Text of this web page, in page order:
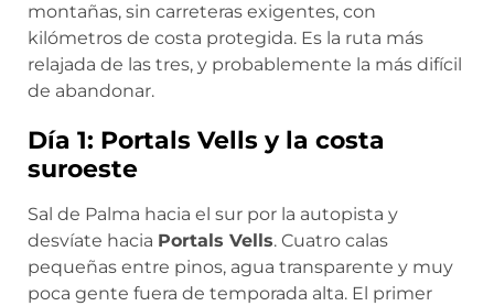
montañas, sin carreteras exigentes, con
kilómetros de costa protegida. Es la ruta más
relajada de las tres, y probablemente la más difícil
de abandonar.
Día 1: Portals Vells y la costa
suroeste
Sal de Palma hacia el sur por la autopista y
desvíate hacia Portals Vells. Cuatro calas
pequeñas entre pinos, agua transparente y muy
poca gente fuera de temporada alta. El primer